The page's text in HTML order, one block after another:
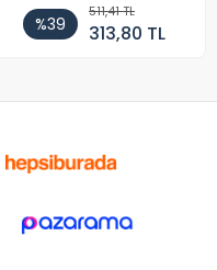
%39
511,41 TL
313,80 TL